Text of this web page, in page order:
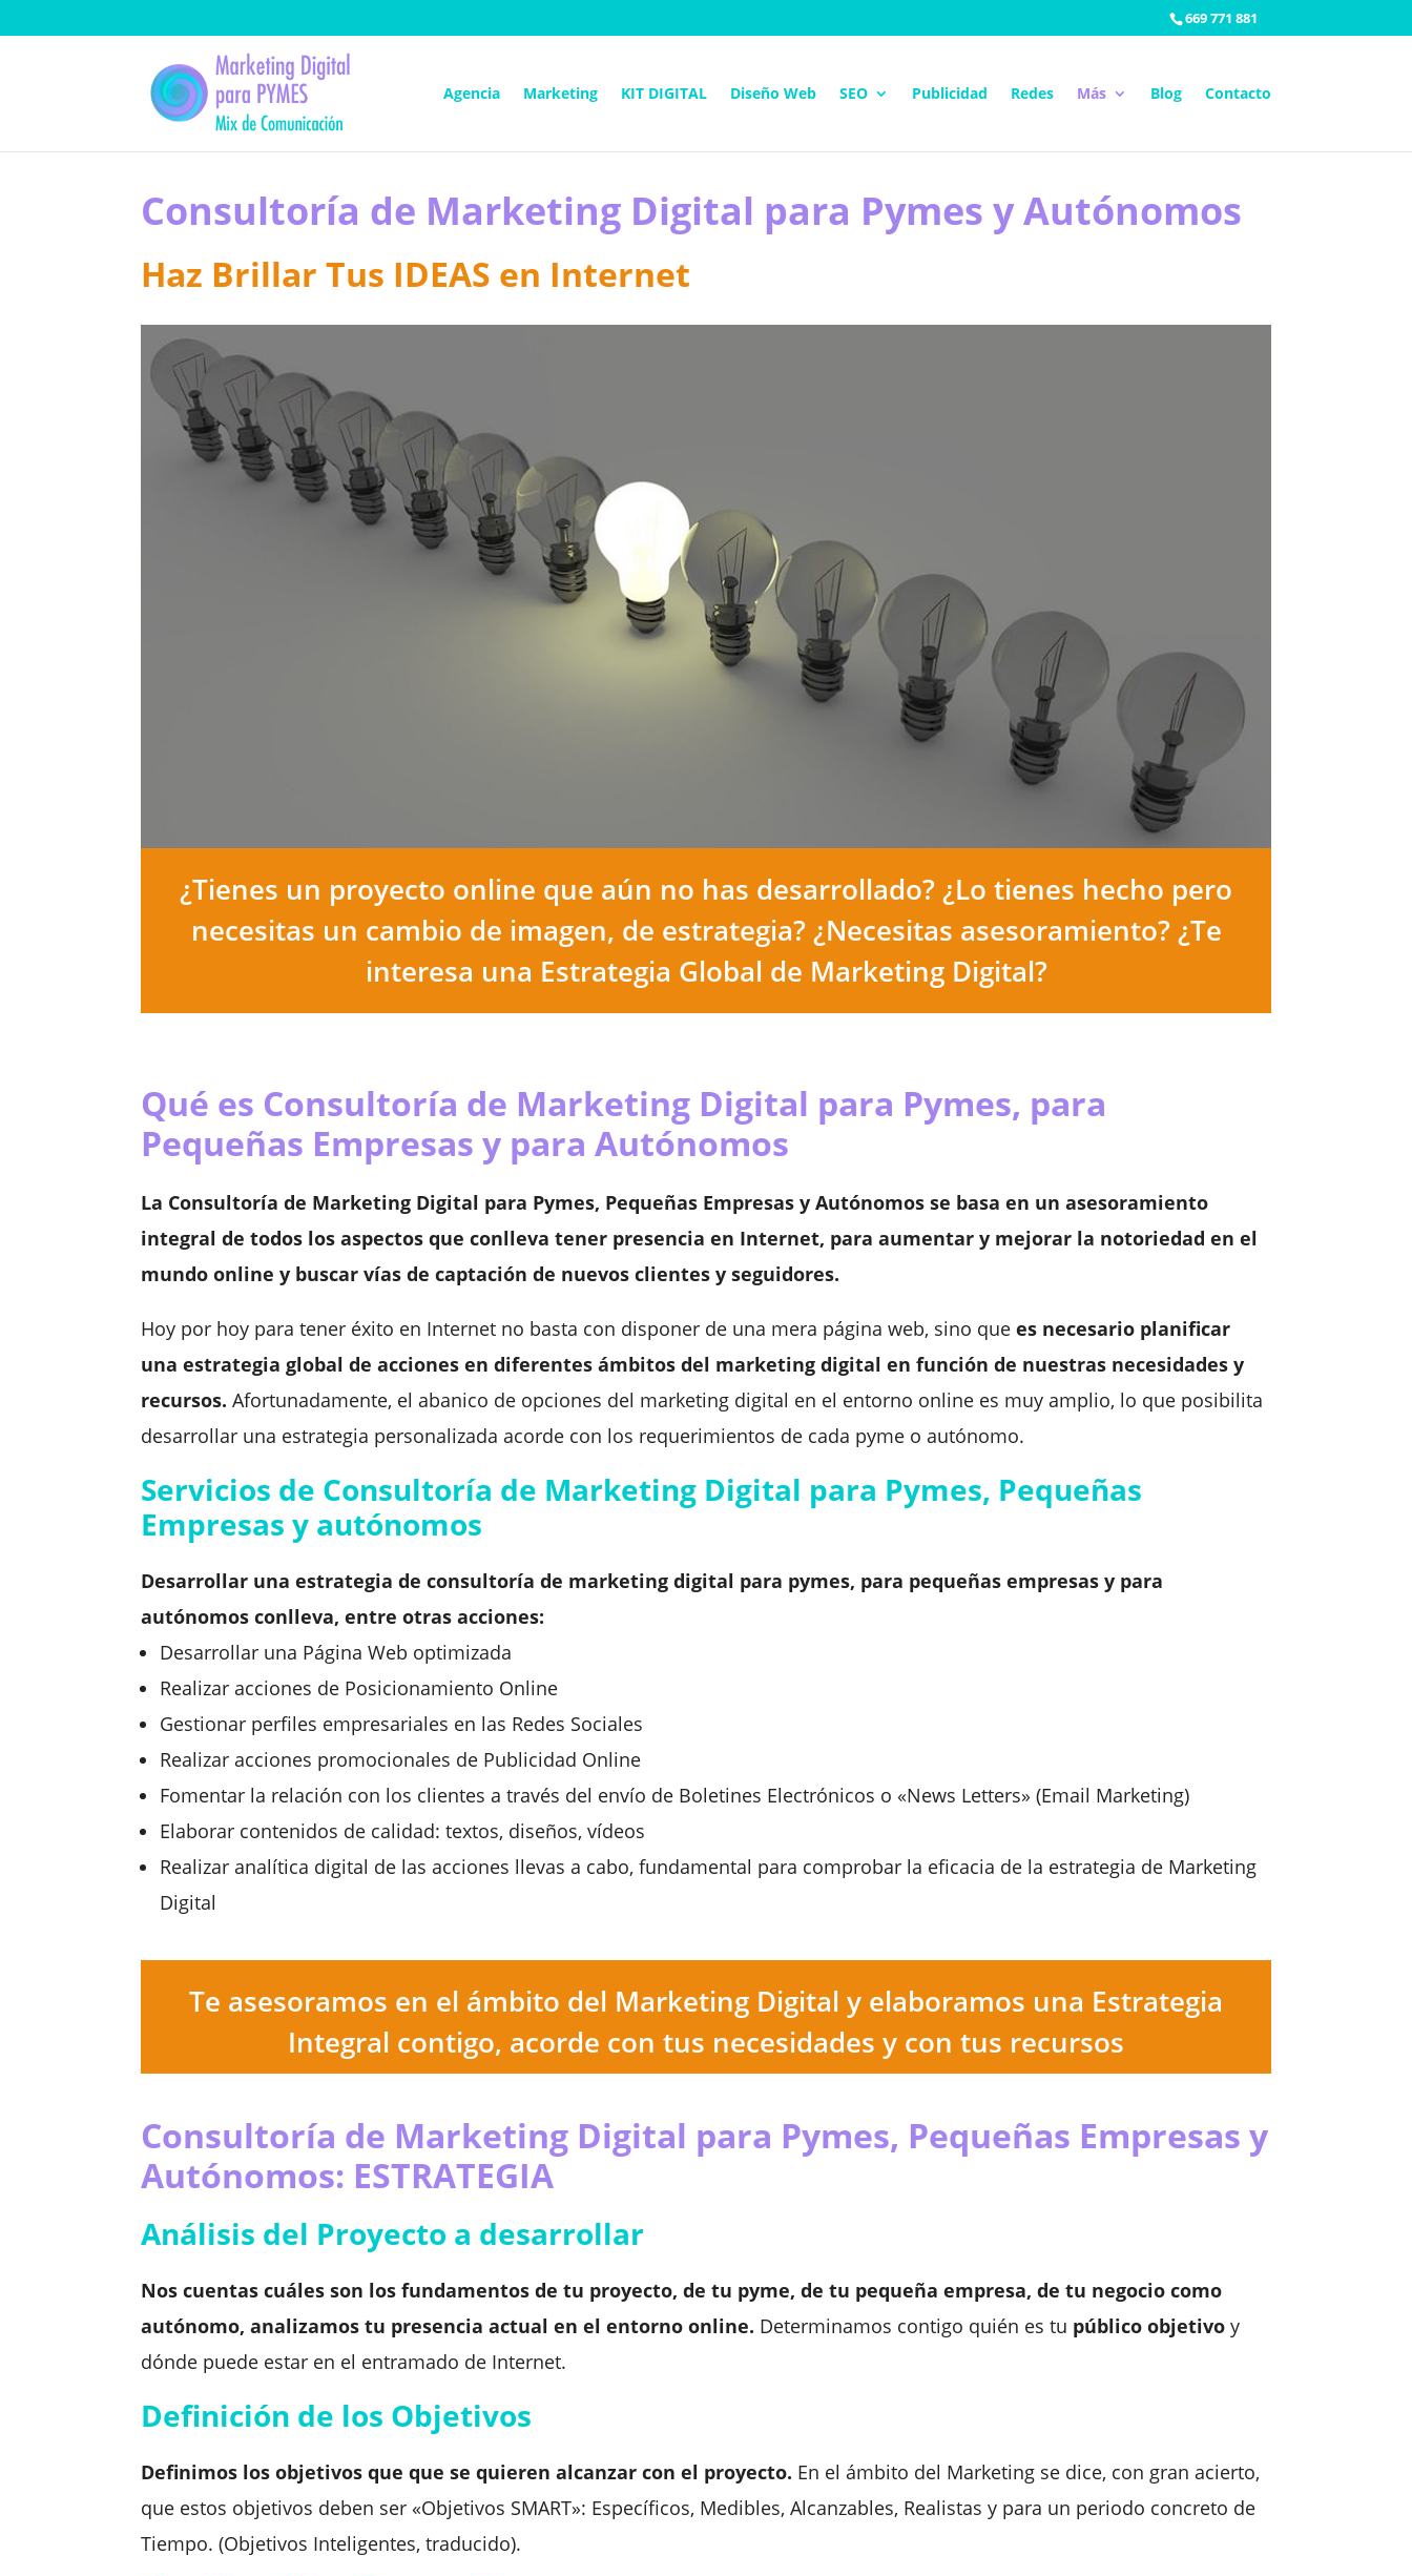
669 771 881
Agencia Marketing KIT DIGITAL Diseño Web SEO Publicidad Redes Más Blog Contacto
Consultoría de Marketing Digital para Pymes y Autónomos
Haz Brillar Tus IDEAS en Internet
¿Tienes un proyecto online que aún no has desarrollado? ¿Lo tienes hecho pero
necesitas un cambio de imagen, de estrategia? ¿Necesitas asesoramiento? ¿Te
interesa una Estrategia Global de Marketing Digital?
Qué es Consultoría de Marketing Digital para Pymes, para
Pequeñas Empresas y para Autónomos
La Consultoría de Marketing Digital para Pymes, Pequeñas Empresas y Autónomos se basa en un asesoramiento
integral de todos los aspectos que conlleva tener presencia en Internet, para aumentar y mejorar la notoriedad en el
mundo online y buscar vías de captación de nuevos clientes y seguidores.
Hoy por hoy para tener éxito en Internet no basta con disponer de una mera página web, sino quees necesario planificar
una estrategia global de acciones en diferentes ámbitos del marketing digital en función de nuestras necesidades y
recursos. Afortunadamente, el abanico de opciones del marketing digital en el entorno online es muy amplio, lo que posibilita
desarrollar una estrategia personalizada acorde con los requerimientos de cada pyme o autónomo.
Servicios de Consultoría de Marketing Digital para Pymes, Pequeñas
Empresas y autónomos
Desarrollar una estrategia de consultoría de marketing digital para pymes, para pequeñas empresas y para
autónomos conlleva, entre otras acciones:
Desarrollar una Página Web optimizada
Realizar acciones de Posicionamiento Online
Gestionar perfiles empresariales en las Redes Sociales
Realizar acciones promocionales de Publicidad Online
Fomentar la relación con los clientes a través del envío de Boletines Electrónicos o «News Letters» (Email Marketing)
Elaborar contenidos de calidad: textos, diseños, vídeos
Realizar analítica digital de las acciones llevas a cabo, fundamental para comprobar la eficacia de la estrategia de Marketing
Digital
Te asesoramos en el ámbito del Marketing Digital y elaboramos una Estrategia
Integral contigo, acorde con tus necesidades y con tus recursos
Consultoría de Marketing Digital para Pymes, Pequeñas Empresas y
Autónomos: ESTRATEGIA
Análisis del Proyecto a desarrollar
Nos cuentas cuáles son los fundamentos de tu proyecto, de tu pyme, de tu pequeña empresa, de tu negocio como
autónomo, analizamos tu presencia actual en el entorno online. Determinamos contigo quién es tu público objetivoy
dónde puede estar en el entramado de Internet.
Definición de los Objetivos
Definimos los objetivos que que se quieren alcanzar con el proyecto. En el ámbito del Marketing se dice, con gran acierto,
que estos objetivos deben ser «Objetivos SMART»: Específicos, Medibles, Alcanzables, Realistas y para un periodo concreto de
Tiempo. (Objetivos Inteligentes, traducido).